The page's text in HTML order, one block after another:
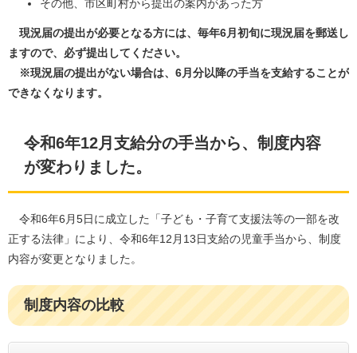
その他、市区町村から提出の案内があった方
現況届の提出が必要となる方には、​毎年6月初旬に現況届を郵送し
ますので、必ず提出してください。
※現況届の提出がない場合は、6月分以降の手当を支給することが
できなくなります。​
令和6年12月支給分の手当から、制度内容
が変わりました。
令和6年6月5日に成立した「子ども・子育て支援法等の一部を改
正する法律」により、令和6年12月13日支給の児童手当から、制度
内容が変更となりました。
制度内容の比較